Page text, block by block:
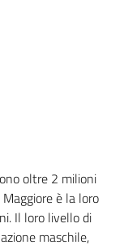
oltre 2 milioni
è la loro
Il loro livello di
maschile,